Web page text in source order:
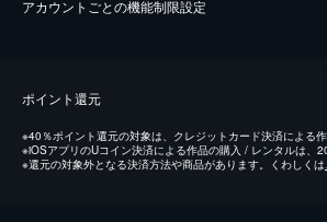
アカウントごとの機能制限設定
ポイント還元
※40％ポイント還元の対象は、クレジットカード決済による
※iOSアプリのUコイン決済による作品の購入 / レンタルは、
※還元の対象外となる決済方法や商品があります。くわしくは